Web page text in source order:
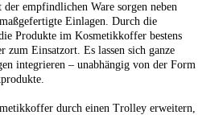
empfindlichen Ware sorgen neben
Einlagen. Durch die
Produkte im Kosmetikkoffer bestens
zum Einsatzort. Es lassen sich ganze
integrieren – unabhängig von der Form
durch einen Trolley erweitern,